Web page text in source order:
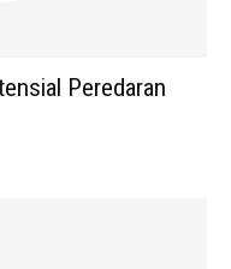
Peredaran